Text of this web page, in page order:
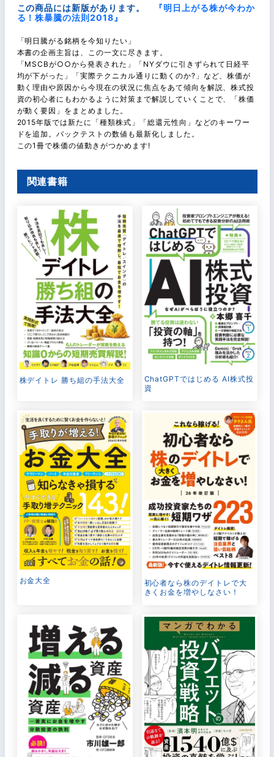
この商品には新版があります。
『明日上がる株が今わか
る！株暴騰の法則2018』
「明日騰がる銘柄を今知りたい」
本書の企画主旨は、この一文に尽きます。
「MSCBが○○から発表された」「NYダウに引きずられて日経平
均が下がった」「実際テクニカル通りに動くのか?」など、株価が
動く理由や原因から今現在の状況に焦点をあて傾向を解説、株式投
資の初心者にもわかるように対策まで解説していくことで、「株価
が動く要因」をまとめました。
2015年版では新たに「種類株式」「総還元性向」などのキーワー
ドを追加。バックテストの数値も最新化しました。
この1冊で株価の値動きがつかめます!
関連書籍
株デイトレ 勝ち組の手法大全
ChatGPTではじめる AI株式投
資
お金大全
初心者なら株のデイトレで大
きくお金を増やしなさい！